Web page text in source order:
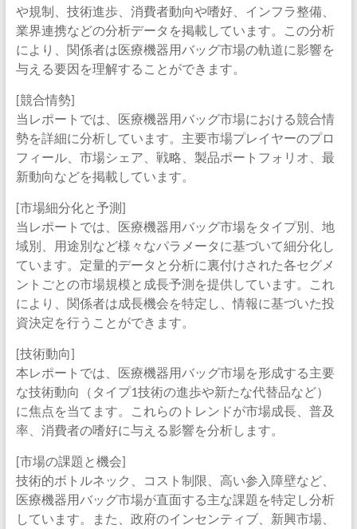
や規制、技術進歩、消費者動向や嗜好、インフラ整備、
業界連携などの分析データを掲載しています。この分析
により、関係者は医療機器用バッグ市場の軌道に影響を
与える要因を理解することができます。
[競合情勢]
当レポートでは、医療機器用バッグ市場における競合情
勢を詳細に分析しています。主要市場プレイヤーのプロ
フィール、市場シェア、戦略、製品ポートフォリオ、最
新動向などを掲載しています。
[市場細分化と予測]
当レポートでは、医療機器用バッグ市場をタイプ別、地
域別、用途別など様々なパラメータに基づいて細分化し
ています。定量的データと分析に裏付けされた各セグメ
ントごとの市場規模と成長予測を提供しています。これ
により、関係者は成長機会を特定し、情報に基づいた投
資決定を行うことができます。
[技術動向]
本レポートでは、医療機器用バッグ市場を形成する主要
な技術動向（タイプ1技術の進歩や新たな代替品など）
に焦点を当てます。これらのトレンドが市場成長、普及
率、消費者の嗜好に与える影響を分析します。
[市場の課題と機会]
技術的ボトルネック、コスト制限、高い参入障壁など、
医療機器用バッグ市場が直面する主な課題を特定し分析
しています。また、政府のインセンティブ、新興市場、